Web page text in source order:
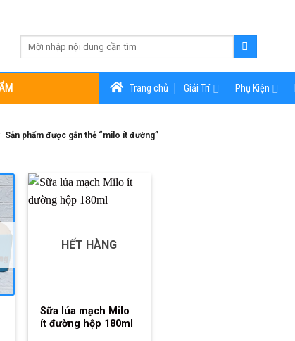
Trang chủ Giải Trí Phụ Kiện
Sản phẩm được gắn thẻ “milo ít đường”
HẾT HÀNG
Sữa lúa mạch Milo
ít đường hộp 180ml